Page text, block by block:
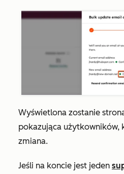
Wyświetlona zostanie
pokazująca użytkowników,
zmiana.
Jeśli na koncie jest jeden